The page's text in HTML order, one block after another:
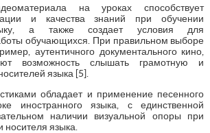
на уроках способствует
и качества знаний при обучении
а также создает условия для
обучающихся. При правильном выборе
аутентичного документального кино,
возможность слышать грамотную и
языка [5].
обладает и применение песенного
иностранного языка, с единственной
наличии визуальной опоры при
языка.